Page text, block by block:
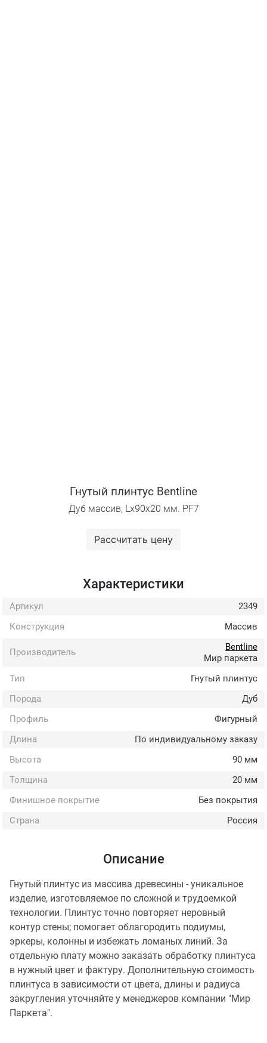
Гнутый плинтус Bentline
Дуб массив, Lх90х20 мм. PF7
Рассчитать цену
Характеристики
Артикул
2349
Конструкция
Массив
Производитель
Bentline
Мир паркета
Тип
Гнутый плинтус
Порода
Дуб
Профиль
Фигурный
Длина
По индивидуальному заказу
Высота
90 мм
Толщина
20 мм
Финишное покрытие
Без покрытия
Страна
Россия
Описание
Гнутый плинтус из массива древесины - уникальное
изделие, изготовляемое по сложной и трудоемкой
технологии. Плинтус точно повторяет неровный
контур стены; помогает облагородить подиумы,
эркеры, колонны и избежать ломаных линий. За
отдельную плату можно заказать обработку плинтуса
в нужный цвет и фактуру. Дополнительную стоимость
плинтуса в зависимости от цвета, длины и радиуса
закругления уточняйте у менеджеров компании "Мир
Паркета".